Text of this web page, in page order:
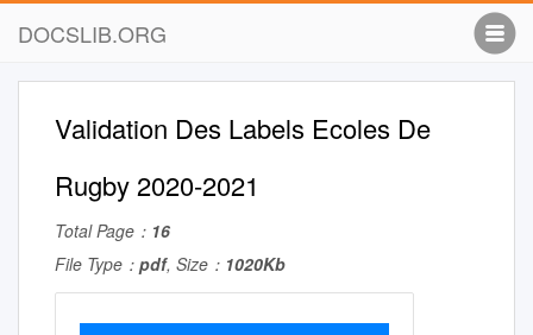
DOCSLIB.ORG
Validation Des Labels Ecoles De
Rugby 2020-2021
Total Page： 16
File Type： pdf, Size： 1020Kb